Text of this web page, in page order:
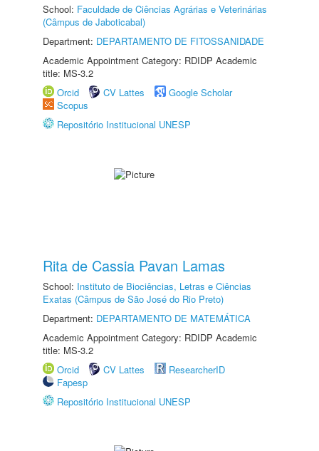
School: Faculdade de Ciências Agrárias e Veterinárias
(Câmpus de Jaboticabal)
Department: DEPARTAMENTO DE FITOSSANIDADE
Academic Appointment Category: RDIDP Academic
title: MS-3.2
Orcid
CV Lattes
Google Scholar
Scopus
Repositório Institucional UNESP
Rita de Cassia Pavan Lamas
School: Instituto de Biociências, Letras e Ciências
Exatas (Câmpus de São José do Rio Preto)
Department: DEPARTAMENTO DE MATEMÁTICA
Academic Appointment Category: RDIDP Academic
title: MS-3.2
Orcid
CV Lattes
ResearcherID
Fapesp
Repositório Institucional UNESP